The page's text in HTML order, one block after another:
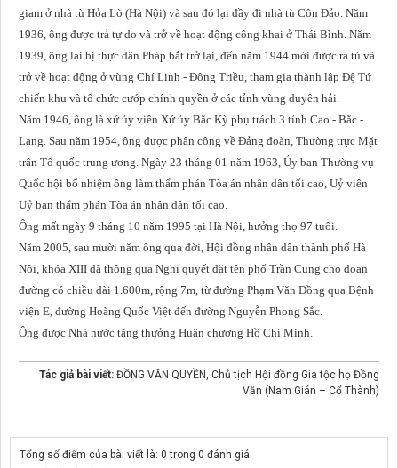
giam ở nhà tù Hỏa Lò (Hà Nội) và sau đó lại đầy đi nhà tù Côn Đảo. Năm
1936, ông được trả tự do và trở về hoạt động công khai ở Thái Bình. Năm
1939, ông lại bị thực dân Pháp bắt trở lại, đến năm 1944 mới được ra tù và
trở về hoạt động ở vùng Chí Linh - Đông Triều, tham gia thành lập Đệ Tứ
chiến khu và tổ chức cướp chính quyền ở các tỉnh vùng duyên hải.
Năm 1946, ông là xứ ủy viên Xứ ủy Bắc Kỳ phụ trách 3 tỉnh Cao - Bắc -
Lạng. Sau năm 1954, ông được phân công về Đảng đoàn, Thường trực Mặt
trận Tổ quốc trung ương. Ngày 23 tháng 01 năm 1963, Ủy ban Thường vụ
Quốc hội bổ nhiệm ông làm thẩm phán Tòa án nhân dân tối cao, Uỷ viên
Uỷ ban thẩm phán Tòa án nhân dân tối cao.
Ông mất ngày 9 tháng 10 năm 1995 tại Hà Nội, hưởng thọ 97 tuổi.
Năm 2005, sau mười năm ông qua đời, Hội đồng nhân dân thành phố Hà
Nội, khóa XIII đã thông qua Nghị quyết đặt tên phố Trần Cung cho đoạn
đường có chiều dài 1.600m, rộng 7m, từ đường Phạm Văn Đồng qua Bệnh
viện E, đường Hoàng Quốc Việt đến đường Nguyễn Phong Sắc.
Ông được Nhà nước tặng thưởng Huân chương Hồ Chí Minh.
Tác giả bài viết: ĐỒNG VĂN QUYỀN, Chủ tịch Hội đồng Gia tộc họ Đồng
Văn (Nam Gián – Cổ Thành)
Tổng số điểm của bài viết là: 0 trong 0 đánh giá